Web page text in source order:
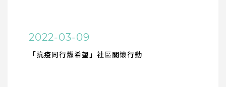
2022-03-09
「抗疫同行燃希望」社區關懷行動